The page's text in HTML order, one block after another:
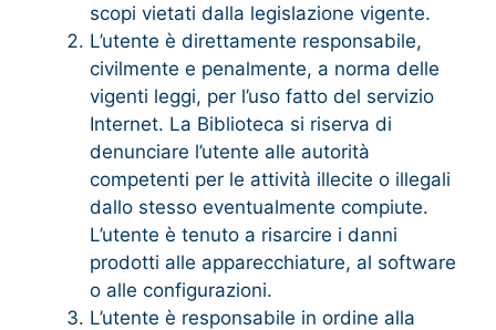
scopi vietati dalla legislazione vigente.
L’utente è direttamente responsabile,
civilmente e penalmente, a norma delle
vigenti leggi, per l’uso fatto del servizio
Internet. La Biblioteca si riserva di
denunciare l’utente alle autorità
competenti per le attività illecite o illegali
dallo stesso eventualmente compiute.
L’utente è tenuto a risarcire i danni
prodotti alle apparecchiature, al software
o alle configurazioni.
L’utente è responsabile in ordine alla